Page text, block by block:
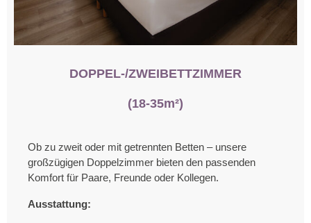
DOPPEL-/ZWEIBETTZIMMER
(18-35m²)
Ob zu zweit oder mit getrennten Betten – unsere
großzügigen Doppelzimmer bieten den passenden
Komfort für Paare, Freunde oder Kollegen.
Ausstattung: